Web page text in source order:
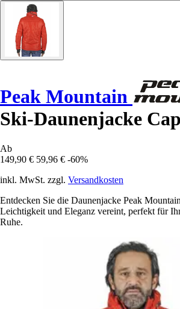
Peak Mountain
Ski-Daunenjacke
Ab
149,90 € 59,96 € -60%
inkl. MwSt. zzgl. Versandkosten
Entdecken Sie die Daunenjacke Peak
Leichtigkeit und Eleganz vereint, perfekt für
Ruhe.